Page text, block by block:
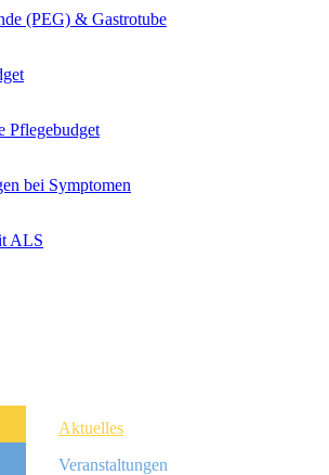
(PEG) & Gastrotube
Pflegebudget
bei Symptomen
ALS
Aktuelles
Veranstaltungen